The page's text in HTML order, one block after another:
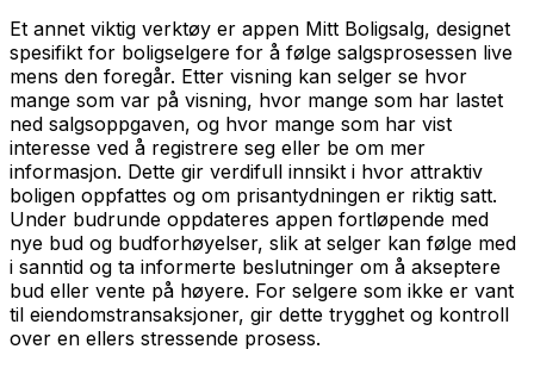
Et annet viktig verktøy er appen Mitt Boligsalg, designet
spesifikt for boligselgere for å følge salgsprosessen live
mens den foregår. Etter visning kan selger se hvor
mange som var på visning, hvor mange som har lastet
ned salgsoppgaven, og hvor mange som har vist
interesse ved å registrere seg eller be om mer
informasjon. Dette gir verdifull innsikt i hvor attraktiv
boligen oppfattes og om prisantydningen er riktig satt.
Under budrunde oppdateres appen fortløpende med
nye bud og budforhøyelser, slik at selger kan følge med
i sanntid og ta informerte beslutninger om å akseptere
bud eller vente på høyere. For selgere som ikke er vant
til eiendomstransaksjoner, gir dette trygghet og kontroll
over en ellers stressende prosess.